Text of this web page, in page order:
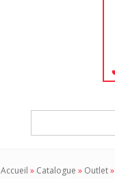
Accueil » Catalogue » Outlet»